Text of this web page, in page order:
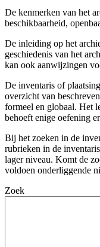
De kenmerken van het
beschikbaarheid,
De inleiding op het
geschiedenis van het
kan ook aanwijzingen
De inventaris of
overzicht van
formeel en globaal. Het
behoeft enige oefening
Bij het zoeken in de
rubrieken in de
lager niveau. Komt de
voldoen onderliggende
Zoek